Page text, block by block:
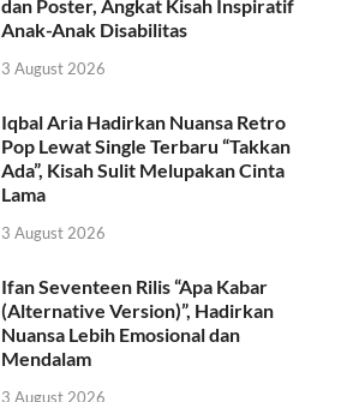
dan Poster, Angkat Kisah Inspiratif
Anak-Anak Disabilitas
3 August 2026
Iqbal Aria Hadirkan Nuansa Retro
Pop Lewat Single Terbaru “Takkan
Ada”, Kisah Sulit Melupakan Cinta
Lama
3 August 2026
Ifan Seventeen Rilis “Apa Kabar
(Alternative Version)”, Hadirkan
Nuansa Lebih Emosional dan
Mendalam
3 August 2026